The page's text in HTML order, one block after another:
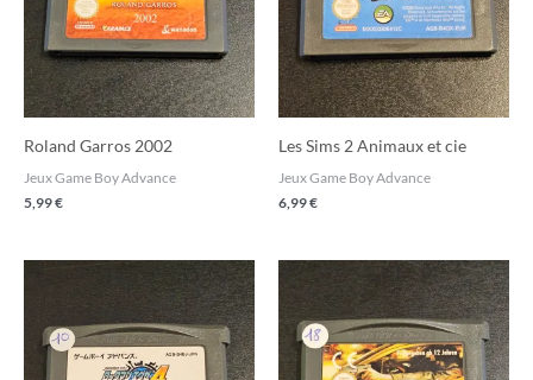
Roland Garros 2002
Jeux Game Boy Advance
5,99€
Les Sims 2 Animaux et cie
Jeux Game Boy Advance
6,99€